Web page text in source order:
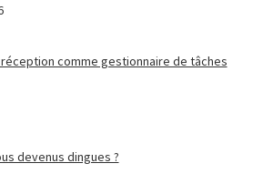
comme gestionnaire de tâches
devenus dingues ?